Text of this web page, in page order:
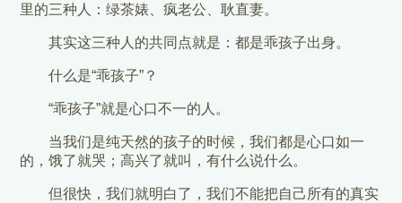
里的三种人：绿茶婊、疯老公、耿直妻。
其实这三种人的共同点就是：都是乖孩子出身。
什么是“乖孩子”？
“乖孩子”就是心口不一的人。
当我们是纯天然的孩子的时候，我们都是心口如一
的，饿了就哭；高兴了就叫，有什么说什么。
但很快，我们就明白了，我们不能把自己所有的真实